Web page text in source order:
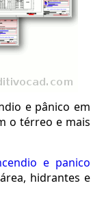
e pânico em
o térreo e mais
e panico
hidrantes e